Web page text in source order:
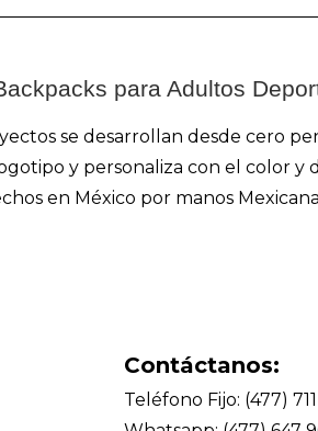
para Adultos
se desarrollan desde cero
y personaliza con el color y
en México por manos
Contáctanos:
Teléfono Fijo: (477) 711